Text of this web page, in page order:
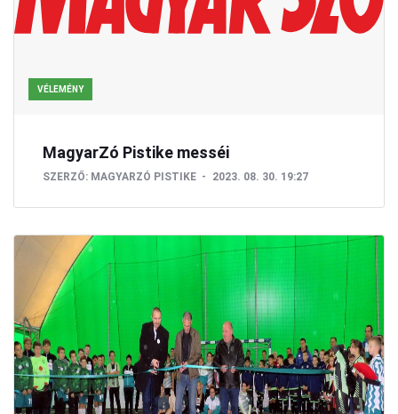
VÉLEMÉNY
MagyarZó Pistike messéi
SZERZŐ: MAGYARZÓ PISTIKE 2023. 08. 30. 19:27